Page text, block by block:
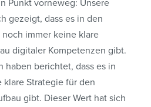
Punkt vorneweg: Unsere
gezeigt, dass es in den
immer keine klare
digitaler Kompetenzen gibt.
haben berichtet, dass es in
Strategie für den
gibt. Dieser Wert hat sich